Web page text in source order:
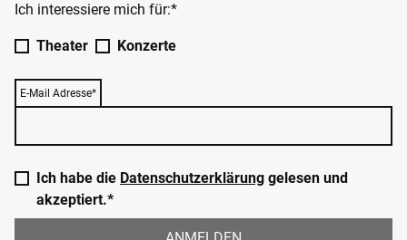
Ich interessiere mich für:*
Theater Konzerte
E-Mail Adresse*
Ich habe die Datenschutzerklärung gelesen und
akzeptiert.*